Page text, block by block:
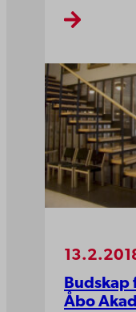
Budskap
Åbo